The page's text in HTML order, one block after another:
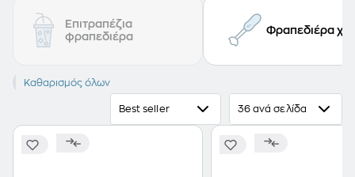
Επιτραπέζια
φραπεδιέρα
Φραπεδιέρα
Μπαταρία
Καθαρισμός όλων
Best seller 36 ανά σελίδα